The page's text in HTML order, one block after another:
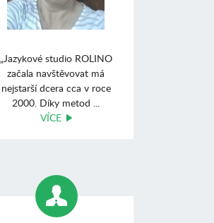
„Jazykové studio ROLINO
začala navštěvovat má
nejstarší dcera cca v roce
2000. Díky metod ...
VÍCE